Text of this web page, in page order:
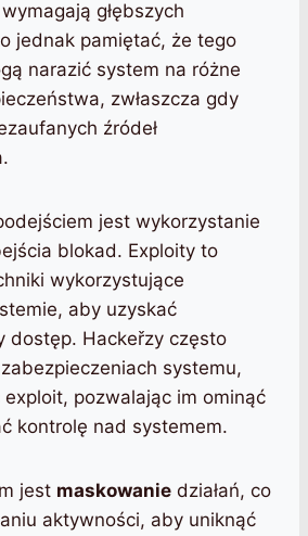
głębszych
jednak pamiętać, że tego
narazić system na różne
zwłaszcza gdy
źródeł
jest wykorzystanie
blokad. Exploity to
wykorzystujące
aby uzyskać
dostęp. Hackeřzy często
systemu,
pozwalając im ominąć
kontrolę nad systemem.
jest maskowanie działań, co
aktywności, aby uniknąć